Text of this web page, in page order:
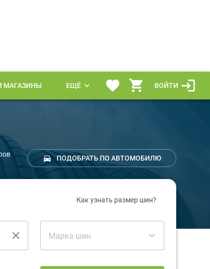
МАГАЗИНЫ ЕЩЁ ВОЙТИ
ПОДОБРАТЬ ПО АВТОМОБИЛЮ
Как узнать размер шин?
Марка шин